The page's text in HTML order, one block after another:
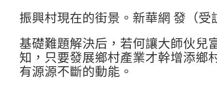
振興村現在的街景。新華網 發（受
基礎難題解決后，若何讓大師伙兒
知，只要發展鄉村產業才幹增添鄉
有源源不斷的動能。